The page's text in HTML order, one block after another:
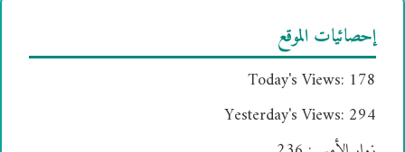
إحصائيات الموقع
Today's Views: 178
Yesterday's Views: 294